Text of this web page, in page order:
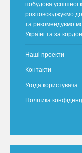
побудова
розповсюджуємо
та рекомендуємо
Україні та за
Наші проекти
Контакти
Угода користувача
Політика